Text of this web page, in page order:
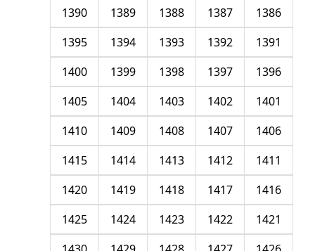
1386
1387
1388
1389
1390
1391
1392
1393
1394
1395
1396
1397
1398
1399
1400
1401
1402
1403
1404
1405
1406
1407
1408
1409
1410
1411
1412
1413
1414
1415
1416
1417
1418
1419
1420
1421
1422
1423
1424
1425